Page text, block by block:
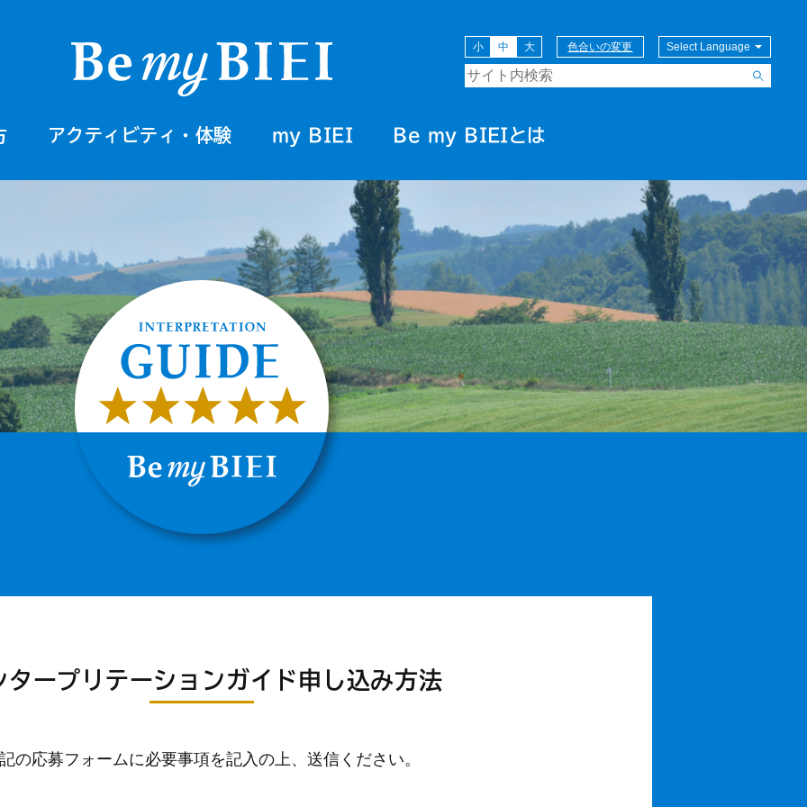
小 中 大 色合いの変更
アクティビティ・体験 my BIEI Be my BIEIとは
タープリテーションガイド申し込み方法
の応募フォームに必要事項を記入の上、送信ください。